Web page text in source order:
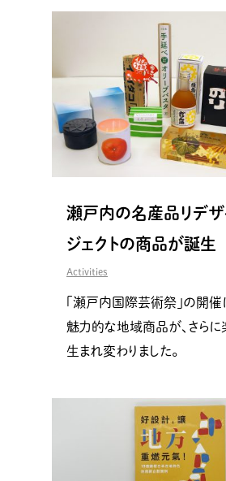
瀬戸内の名産品リデザ
ジェクトの商品が誕生
Activities
「瀬戸内国際芸術祭」の開催
魅力的な地域商品が、さら
生まれ変わりました。